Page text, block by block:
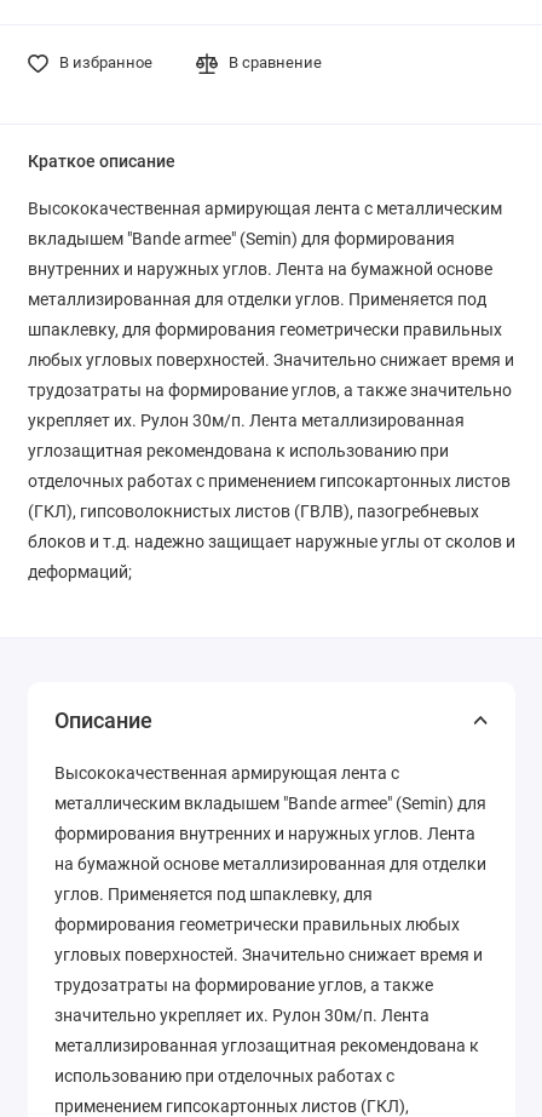
В избранное В сравнение
Краткое описание
Высококачественная армирующая лента с металлическим
вкладышем "Bande armee" (Semin) для формирования
внутренних и наружных углов. Лента на бумажной основе
металлизированная для отделки углов. Применяется под
шпаклевку, для формирования геометрически правильных
любых угловых поверхностей. Значительно снижает время и
трудозатраты на формирование углов, а также значительно
укрепляет их. Рулон 30м/п. Лента металлизированная
углозащитная рекомендована к использованию при
отделочных работах с применением гипсокартонных листов
(ГКЛ), гипсоволокнистых листов (ГВЛВ), пазогребневых
блоков и т.д. надежно защищает наружные углы от сколов и
деформаций;
Описание
Высококачественная армирующая лента с
металлическим вкладышем "Bande armee" (Semin) для
формирования внутренних и наружных углов. Лента
на бумажной основе металлизированная для отделки
углов. Применяется под шпаклевку, для
формирования геометрически правильных любых
угловых поверхностей. Значительно снижает время и
трудозатраты на формирование углов, а также
значительно укрепляет их. Рулон 30м/п. Лента
металлизированная углозащитная рекомендована к
использованию при отделочных работах с
применением гипсокартонных листов (ГКЛ),